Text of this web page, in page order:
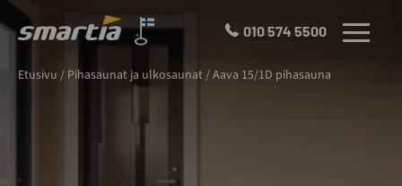
Skip
to
Oy
010 574 5500 VALIKKO
Etusivu / Pihasaunat ja ulkosaunat/Aava 15/1D pihasauna